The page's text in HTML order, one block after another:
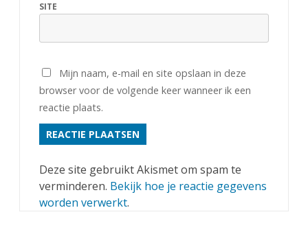
SITE
Mijn naam, e-mail en site opslaan in deze
browser voor de volgende keer wanneer ik een
reactie plaats.
Deze site gebruikt Akismet om spam te
verminderen. Bekijk hoe je reactie gegevens
worden verwerkt.